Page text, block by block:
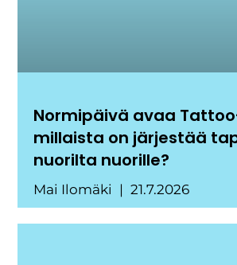
Normipäivä avaa
millaista on järjestää
nuorilta nuorille?
Mai Ilomäki 21.7.2026